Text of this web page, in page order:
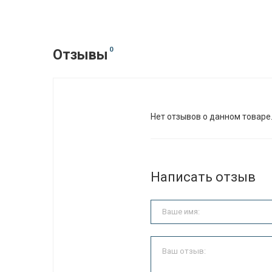
Отзывы 0
Нет отзывов о данном товаре.
Написать отзыв